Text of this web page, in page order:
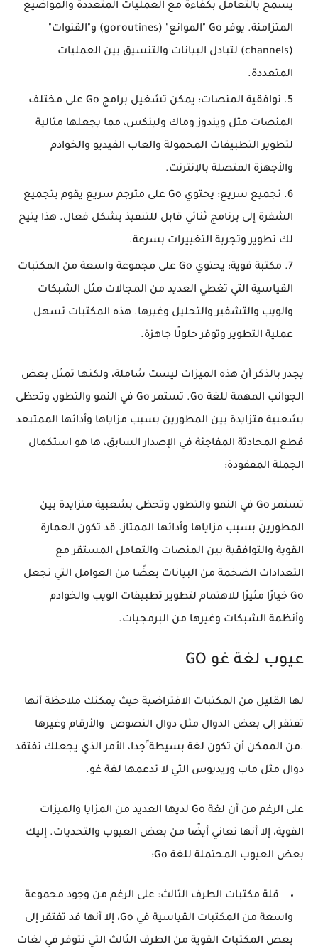
يسمح بالتعامل بكفاءة مع العمليات المتعددة والمواضيع
المتزامنة. يوفر Go "الموانع" (goroutines) و"القنوات"
(channels) لتبادل البيانات والتنسيق بين العمليات
المتعددة.
توافقية المنصات: يمكن تشغيل برامج Go على مختلف
المنصات مثل ويندوز وماك ولينكس، مما يجعلها مثالية
لتطوير التطبيقات المحمولة والعاب الفيديو والخوادم
والأجهزة المتصلة بالإنترنت.
تجميع سريع: يحتوي Go على مترجم سريع يقوم بتجميع
الشفرة إلى برنامج ثنائي قابل للتنفيذ بشكل فعال. هذا يتيح
لك تطوير وتجربة التغييرات بسرعة.
مكتبة قوية: يحتوي Go على مجموعة واسعة من المكتبات
القياسية التي تغطي العديد من المجالات مثل الشبكات
والويب والتشفير والتحليل وغيرها. هذه المكتبات تسهل
عملية التطوير وتوفر حلولًا جاهزة.
يجدر بالذكر أن هذه الميزات ليست شاملة، ولكنها تمثل بعض
الجوانب المهمة للغة Go. تستمر Go في النمو والتطور، وتحظى
بشعبية متزايدة بين المطورين بسبب مزاياها وأدائها الممتبعد
قطع المحادثة المفاجئة في الإصدار السابق، ها هو استكمال
الجملة المفقودة:
تستمر Go في النمو والتطور، وتحظى بشعبية متزايدة بين
المطورين بسبب مزاياها وأدائها الممتاز. قد تكون العمارة
القوية والتوافقية بين المنصات والتعامل المستقر مع
التعدادات الضخمة من البيانات بعضًا من العوامل التي تجعل
Go خيارًا مثيرًا للاهتمام لتطوير تطبيقات الويب والخوادم
وأنظمة الشبكات وغيرها من البرمجيات.
عيوب لغة غو GO
لها القليل من المكتبات الافتراضية حيث يمكنك ملاحظة أنها
تفتقر إلى بعض الدوال مثل دوال النصوص والأرقام وغيرها
.من الممكن أن تكون لغة بسيطة ًجدا، الأمر الذي يجعلك تفتقد
دوال مثل ماب وريديوس التي لا تدعمها لغة غو.
على الرغم من أن لغة Go لديها العديد من المزايا والميزات
القوية، إلا أنها تعاني أيضًا من بعض العيوب والتحديات. إليك
بعض العيوب المحتملة للغة Go:
قلة مكتبات الطرف الثالث: على الرغم من وجود مجموعة
واسعة من المكتبات القياسية في Go، إلا أنها قد تفتقر إلى
بعض المكتبات القوية من الطرف الثالث التي تتوفر في لغات